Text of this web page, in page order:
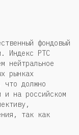
фондовый
Индекс РТС
нейтральное
рынках
что должно
и на российском
так как